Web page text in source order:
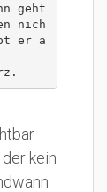
geht
nich
er a
kein